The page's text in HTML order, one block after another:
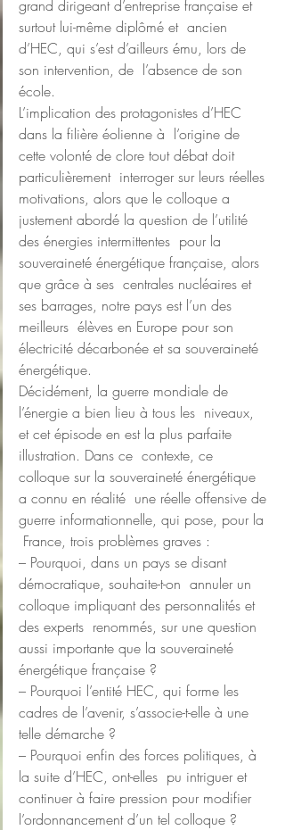
grand dirigeant d’entreprise française et
surtout lui-même diplômé et  ancien
d’HEC, qui s’est d’ailleurs ému, lors de
son intervention, de  l’absence de son
école.
L’implication des protagonistes d’HEC
dans la filière éolienne à  l’origine de
cette volonté de clore tout débat doit
particulièrement  interroger sur leurs réelles
motivations, alors que le colloque a
justement abordé la question de l’utilité
des énergies intermittentes  pour la
souveraineté énergétique française, alors
que grâce à ses  centrales nucléaires et
ses barrages, notre pays est l’un des
meilleurs  élèves en Europe pour son
électricité décarbonée et sa souveraineté
énergétique.
Décidément, la guerre mondiale de
l’énergie a bien lieu à tous les  niveaux,
et cet épisode en est la plus parfaite
illustration. Dans ce  contexte, ce
colloque sur la souveraineté énergétique
a connu en réalité  une réelle offensive de
guerre informationnelle, qui pose, pour la
France, trois problèmes graves :
– Pourquoi, dans un pays se disant
démocratique, souhaite-t-on  annuler un
colloque impliquant des personnalités et
des experts  renommés, sur une question
aussi importante que la souveraineté
énergétique française ?
– Pourquoi l’entité HEC, qui forme les
cadres de l’avenir, s’associe-t-elle à une
telle démarche ?
– Pourquoi enfin des forces politiques, à
la suite d’HEC, ont-elles  pu intriguer et
continuer à faire pression pour modifier
l’ordonnancement d’un tel colloque ?